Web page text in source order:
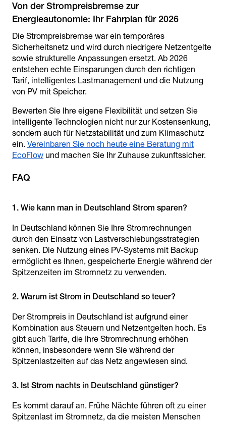
Von der Strompreisbremse zur
Die Strompreisbremse war ein temporäres
Sicherheitsnetz und wird durch niedrigere Netzentgelte
sowie strukturelle Anpassungen ersetzt. Ab 2026
entstehen echte Einsparungen durch den richtigen
Tarif, intelligentes Lastmanagement und die Nutzung
von PV mit Speicher.
Bewerten Sie Ihre eigene Flexibilität und setzen Sie
intelligente Technologien nicht nur zur Kostensenkung,
sondern auch für Netzstabilität und zum Klimaschutz
ein. Vereinbaren Sie noch heute eine Beratung mit
EcoFlow und machen Sie Ihr Zuhause zukunftssicher.
FAQ
In Deutschland können Sie Ihre Stromrechnungen
durch den Einsatz von Lastverschiebungsstrategien
senken. Die Nutzung eines PV-Systems mit Backup
ermöglicht es Ihnen, gespeicherte Energie während der
Spitzenzeiten im Stromnetz zu verwenden.
Der Strompreis in Deutschland ist aufgrund einer
Kombination aus Steuern und Netzentgelten hoch. Es
gibt auch Tarife, die Ihre Stromrechnung erhöhen
können, insbesondere wenn Sie während der
Spitzenlastzeiten auf das Netz angewiesen sind.
Es kommt darauf an. Frühe Nächte führen oft zu einer
Spitzenlast im Stromnetz, da die meisten Menschen